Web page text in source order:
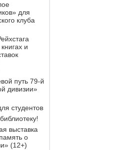
для
клуба
и
путь 79-й
дивизии»
студентов
выставка
о
(12+)